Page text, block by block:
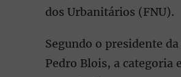
dos Urbanitários (FNU).
Segundo o presidente da
Pedro Blois, a categoria